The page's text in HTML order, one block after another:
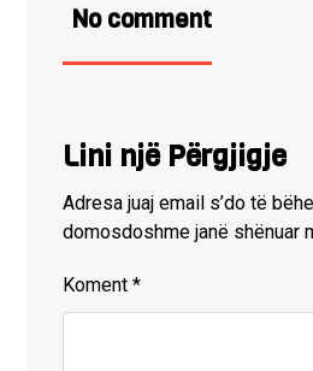
No comment
Lini një Përgjigje
Adresa juaj email s’do të
domosdoshme janë shënuar
Koment*